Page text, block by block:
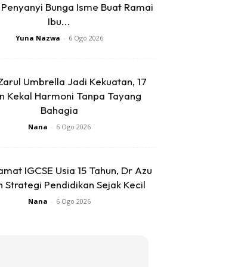
Bunga Isme Buat Ramai
Ibu...
Yuna Nazwa - 6 Ogo 2026
Umbrella Jadi Kekuatan, 17
Kekal Harmoni Tanpa Tayang
Bahagia
Nana - 6 Ogo 2026
IGCSE Usia 15 Tahun, Dr Azu
Strategi Pendidikan Sejak Kecil
Nana - 6 Ogo 2026